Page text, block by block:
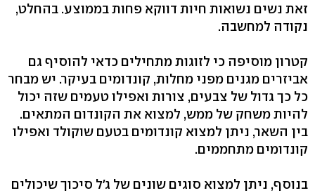
זאת נשים נשואות חיות דווקא פחות בממוצע. בהחלט,
נקודה למחשבה.
קטרון מוסיפה כי לזוגות מתחילים כדאי להוסיף גם
אביזרים מגנים מפני מחלות, קונדומים בעיקר. יש מבחר
כל כך גדול של צבעים, צורות ואפילו טעמים שזה יכול
להיות משחק של ממש, למצוא את הקונדום המתאים.
בין השאר, ניתן למצוא קונדומים בטעם שוקולד ואפילו
קונדומים מתחממים.
בנוסף, ניתן למצוא סוגים שונים של ג'ל סיכוך שיכולים